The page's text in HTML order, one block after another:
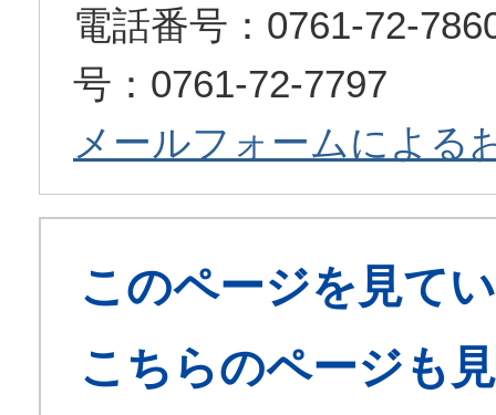
電話番号：0761-72-
号：0761-72-7797
メールフォームによる
このページを見て
こちらのページも